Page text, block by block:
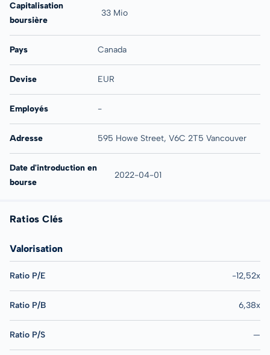
Capitalisation
boursière
33 Mio
Pays Canada
Devise EUR
Employés -
Adresse 595 Howe Street, V6C 2T5 Vancouver
Date d'introduction en
bourse
2022-04-01
Ratios Clés
Valorisation
Ratio P/E -12,52x
Ratio P/B 6,38x
Ratio P/S —